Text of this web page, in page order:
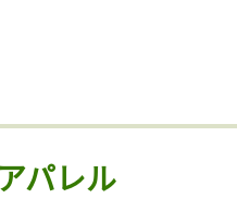
パレル